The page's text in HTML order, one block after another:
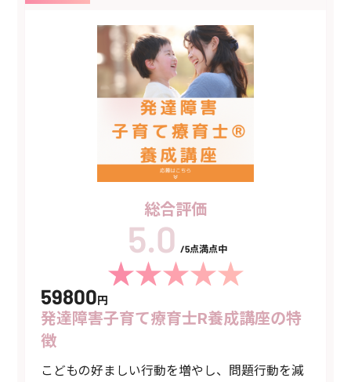
総合評価
/5点満点中
59800円
発達障害子育て療育士R養成講座の特
徴
こどもの好ましい行動を増やし、問題行動を減